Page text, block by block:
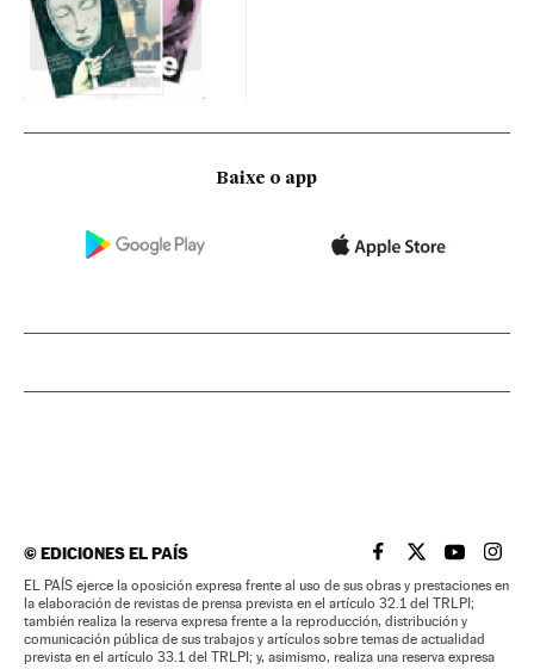
Baixe o app
©EDICIONES EL PAÍS EL PAÍS BRASIL EN
EL PAÍSEL PAÍS
EL
EL PAÍS ejerce la oposición expresa frente al uso de sus obras y prestaciones en
la elaboración de revistas de prensa prevista en el artículo 32.1 del TRLPI;
también realiza la reserva expresa frente a la reproducción, distribución y
comunicación pública de sus trabajos y artículos sobre temas de actualidad
prevista en el artículo 33.1 del TRLPI; y, asimismo, realiza una reserva expresa